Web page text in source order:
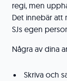
regi, men
Det innebär att
SJs egen
Några av dina
Skriva och